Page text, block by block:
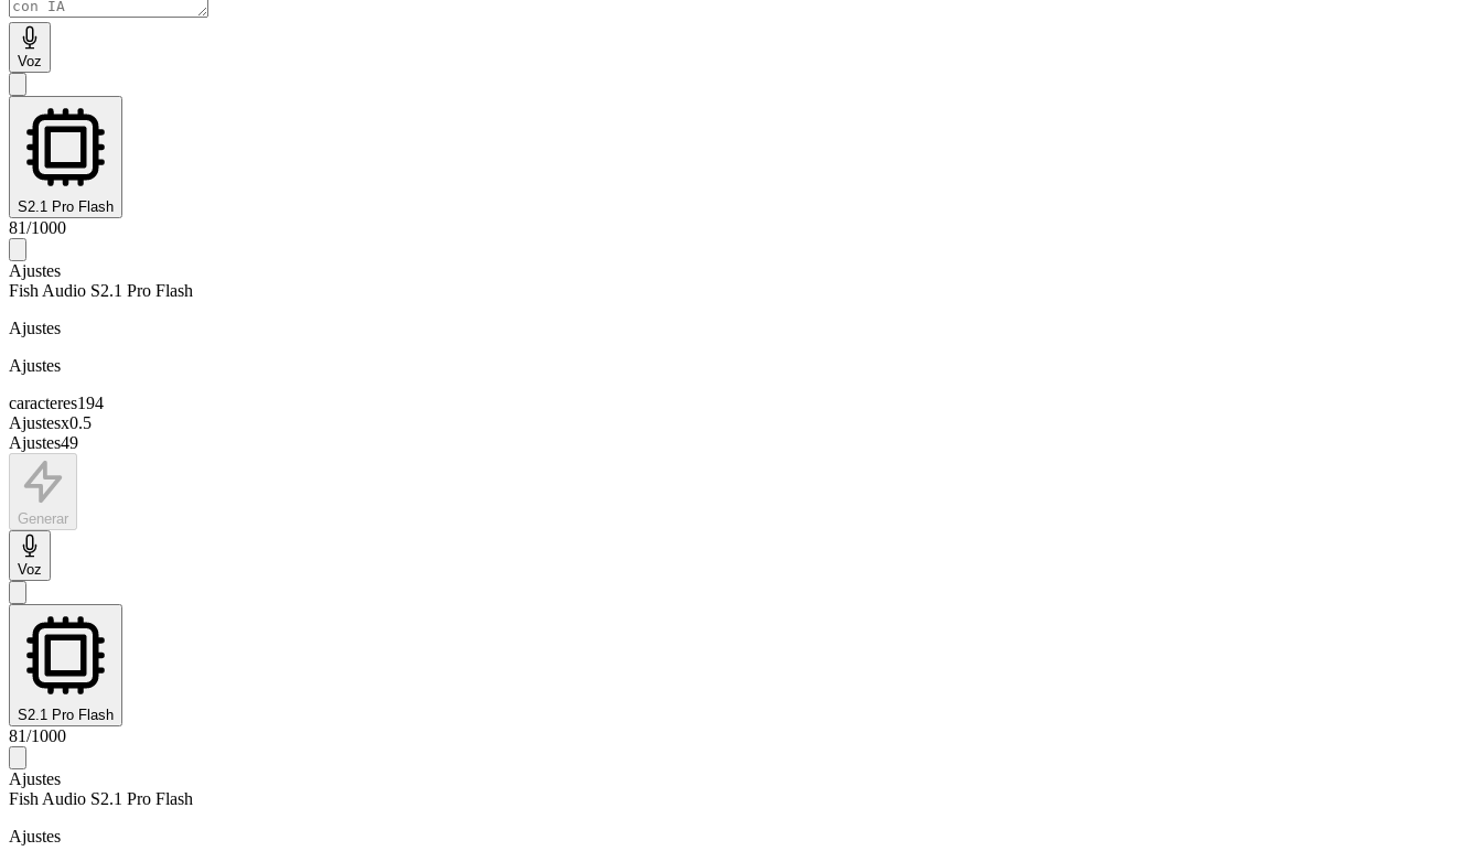
Voz
S2.1 Pro Flash
81/1000
Ajustes
Fish Audio S2.1 Pro Flash
Ajustes
Ajustes
caracteres194
Ajustesx0.5
Ajustes49
Generar
Voz
S2.1 Pro Flash
81/1000
Ajustes
Fish Audio S2.1 Pro Flash
Ajustes